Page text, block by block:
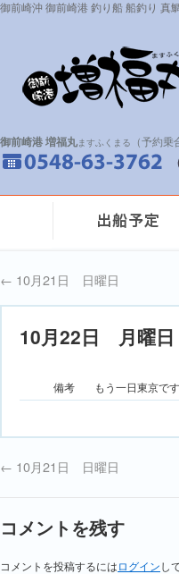
御前崎沖 御前崎港 釣り船 船釣り 真
御前崎港 増福丸ますふくまる （予約
← 10月21日 日曜日
10月22日 月曜日
備考 もう一日東京です
← 10月21日 日曜日
コメントを残す
コメントを投稿するには ログイン し